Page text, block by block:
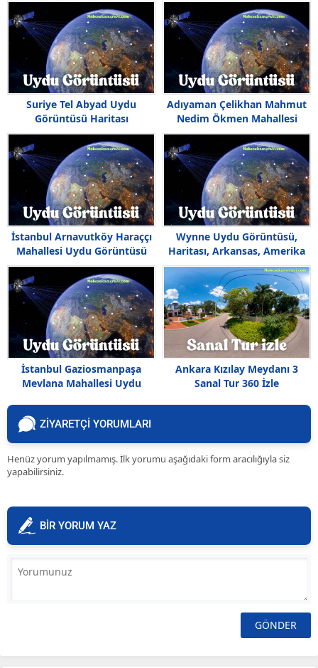
Suriye Tel Abyad Uydu
Görüntüsü Haritası
Görünümü
Adıyaman Çelikhan Mahmut
Nedim Ökmen Mahallesi
Uydu Görüntüsü Haritası
İstanbul Arnavutköy Haraççı
Mahallesi Uydu Görüntüsü
Wynne Uydu Görüntüsü,
Haritası, Arkansas, Amerika
İstanbul Gaziosmanpaşa
Mevlana Mahallesi Uydu
Ankara Kızılay Meydanı 3
Sanal Tur 360 İzle
ZİYARETÇİ YORUMLARI
Henüz yorum yapılmamış. İlk yorumu aşağıdaki form aracılığıyla siz
yapabilirsiniz.
BİR YORUM YAZ